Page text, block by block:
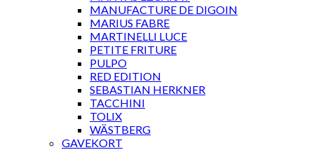
MANUFACTURE DE DIGOIN
MARIUS FABRE
MARTINELLI LUCE
PETITE FRITURE
PULPO
RED EDITION
SEBASTIAN HERKNER
TACCHINI
TOLIX
WÄSTBERG
GAVEKORT